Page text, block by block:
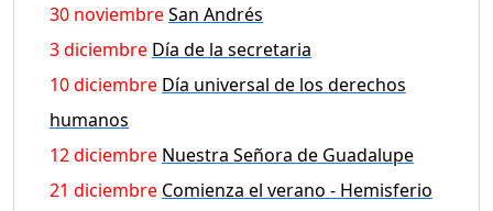
30 noviembreSan Andrés
3 diciembre Día de la secretaria
10 diciembre Día universal de los derechos
humanos
12 diciembre Nuestra Señora de Guadalupe
21 diciembre Comienza el verano - Hemisferio